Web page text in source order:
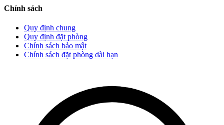
Chính sách
Quy định chung
Quy định đặt phòng
Chính sách bảo mật
Chính sách đặt phòng dài hạn